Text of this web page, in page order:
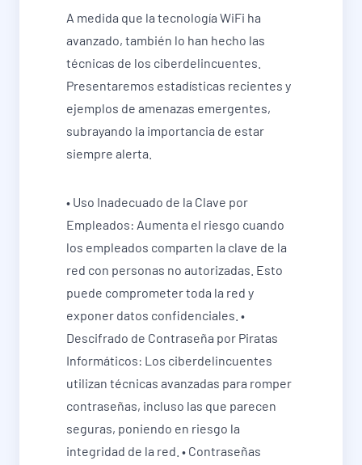
A medida que la tecnología WiFi ha
avanzado, también lo han hecho las
técnicas de los ciberdelincuentes.
Presentaremos estadísticas recientes y
ejemplos de amenazas emergentes,
subrayando la importancia de estar
siempre alerta.
• Uso Inadecuado de la Clave por
Empleados: Aumenta el riesgo cuando
los empleados comparten la clave de la
red con personas no autorizadas. Esto
puede comprometer toda la red y
exponer datos confidenciales. •
Descifrado de Contraseña por Piratas
Informáticos: Los ciberdelincuentes
utilizan técnicas avanzadas para romper
contraseñas, incluso las que parecen
seguras, poniendo en riesgo la
integridad de la red. • Contraseñas